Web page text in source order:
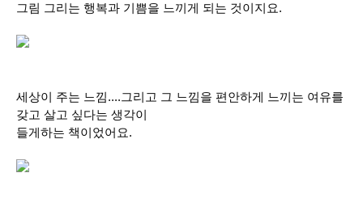
그림 그리는 행복과 기쁨을 느끼게 되는 것이지요.
세상이 주는 느낌....그리고 그 느낌을 편안하게 느끼는 여유를
갖고 살고 싶다는 생각이
들게하는 책이었어요.